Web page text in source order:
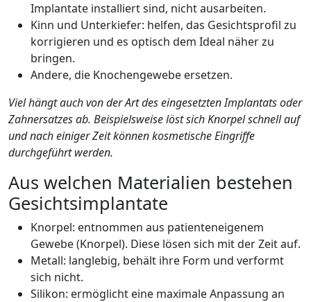
Implantate installiert sind, nicht ausarbeiten.
Kinn und Unterkiefer: helfen, das Gesichtsprofil zu
korrigieren und es optisch dem Ideal näher zu
bringen.
Andere, die Knochengewebe ersetzen.
Viel hängt auch von der Art des eingesetzten Implantats oder
Zahnersatzes ab. Beispielsweise löst sich Knorpel schnell auf
und nach einiger Zeit können kosmetische Eingriffe
durchgeführt werden.
Aus welchen Materialien bestehen
Gesichtsimplantate
Knorpel: entnommen aus patienteneigenem
Gewebe (Knorpel). Diese lösen sich mit der Zeit auf.
Metall: langlebig, behält ihre Form und verformt
sich nicht.
Silikon: ermöglicht eine maximale Anpassung an